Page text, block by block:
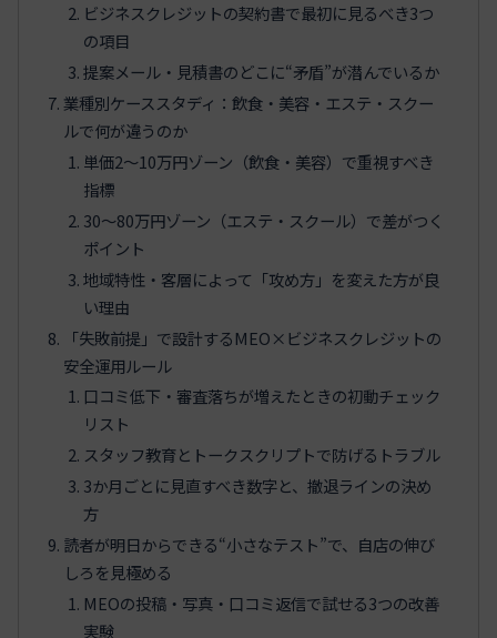
ビジネスクレジットの契約書で最初に見るべき3つ
の項目
提案メール・見積書のどこに“矛盾”が潜んでいるか
業種別ケーススタディ：飲食・美容・エステ・スクー
ルで何が違うのか
単価2〜10万円ゾーン（飲食・美容）で重視すべき
指標
30〜80万円ゾーン（エステ・スクール）で差がつく
ポイント
地域特性・客層によって「攻め方」を変えた方が良
い理由
「失敗前提」で設計するMEO×ビジネスクレジットの
安全運用ルール
口コミ低下・審査落ちが増えたときの初動チェック
リスト
スタッフ教育とトークスクリプトで防げるトラブル
3か月ごとに見直すべき数字と、撤退ラインの決め
方
読者が明日からできる“小さなテスト”で、自店の伸び
しろを見極める
MEOの投稿・写真・口コミ返信で試せる3つの改善
実験